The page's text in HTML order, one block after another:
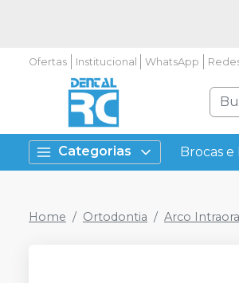
Ofertas Institucional WhatsApp
Categorias Brocas
Home Ortodontia Arco